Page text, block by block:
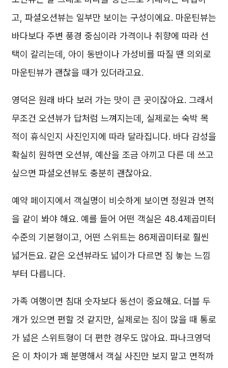
고, 파셜오션뷰는 일부만 보이는 구성이에요. 마운틴뷰는
바다보다 주변 풍경 중심이라 가격이나 취향에 따라 선
택이 갈리는데, 아이 동반이나 가성비를 따질 땐 의외로
마운틴뷰가 괜찮을 때가 있더라고요.
영덕은 원래 바다 보러 가는 맛이 큰 곳이잖아요. 그래서
무조건 오션뷰가 답처럼 느껴지는데, 실제로는 숙박 목
적이 휴식인지 사진인지에 따라 달라집니다. 바다 감성을
확실히 원하면 오션뷰, 예산을 조금 아끼고 다른 데 쓰고
싶으면 파셜오션뷰도 충분히 괜찮아요.
예약 페이지에서 객실명이 비슷하게 보이면 정원과 면적
을 같이 봐야 해요. 예를 들어 어떤 객실은 48.4제곱미터
수준의 기본형이고, 어떤 스위트는 86제곱미터로 훨씬
넓거든요. 같은 오션뷰라도 넓이가 다르면 짐 놓는 느낌
부터 다릅니다.
가족 여행이면 침대 숫자보다 동선이 중요해요. 더블 두
개가 있으면 편할 것 같지만, 실제로는 짐이 많을 때 통로
가 넓은 스위트형이 더 편한 경우도 많아요. 파나크영덕
은 이 차이가 꽤 분명해서 객실 사진만 보지 말고 면적까